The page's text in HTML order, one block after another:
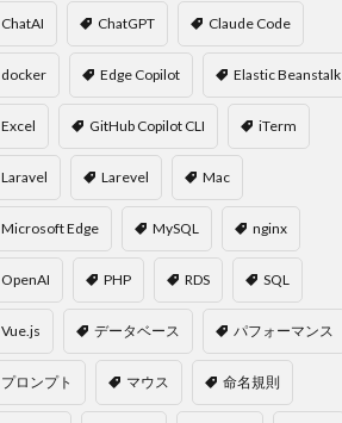
ChatAI ChatGPT Claude Code
docker Edge Copilot Elastic Beanstalk
Excel GitHub Copilot CLI iTerm
Laravel Larevel Mac
Microsoft Edge MySQL nginx
OpenAI PHP RDS SQL
Vue.js データベース パフォーマンス
プロンプト マウス 命名規則